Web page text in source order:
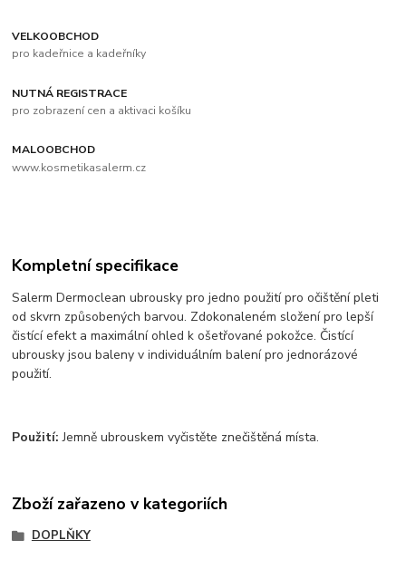
VELKOOBCHOD
pro kadeřnice a kadeřníky
NUTNÁ REGISTRACE
pro zobrazení cen a aktivaci košíku
MALOOBCHOD
www.kosmetikasalerm.cz
Kompletní specifikace
Salerm Dermoclean ubrousky pro jedno použití pro očištění pleti
od skvrn způsobených barvou. Zdokonaleném složení pro lepší
čistící efekt a maximální ohled k ošetřované pokožce. Čistící
ubrousky jsou baleny v individuálním balení pro jednorázové
použití.
Použití: Jemně ubrouskem vyčistěte znečištěná místa.
Zboží zařazeno v kategoriích
DOPLŇKY